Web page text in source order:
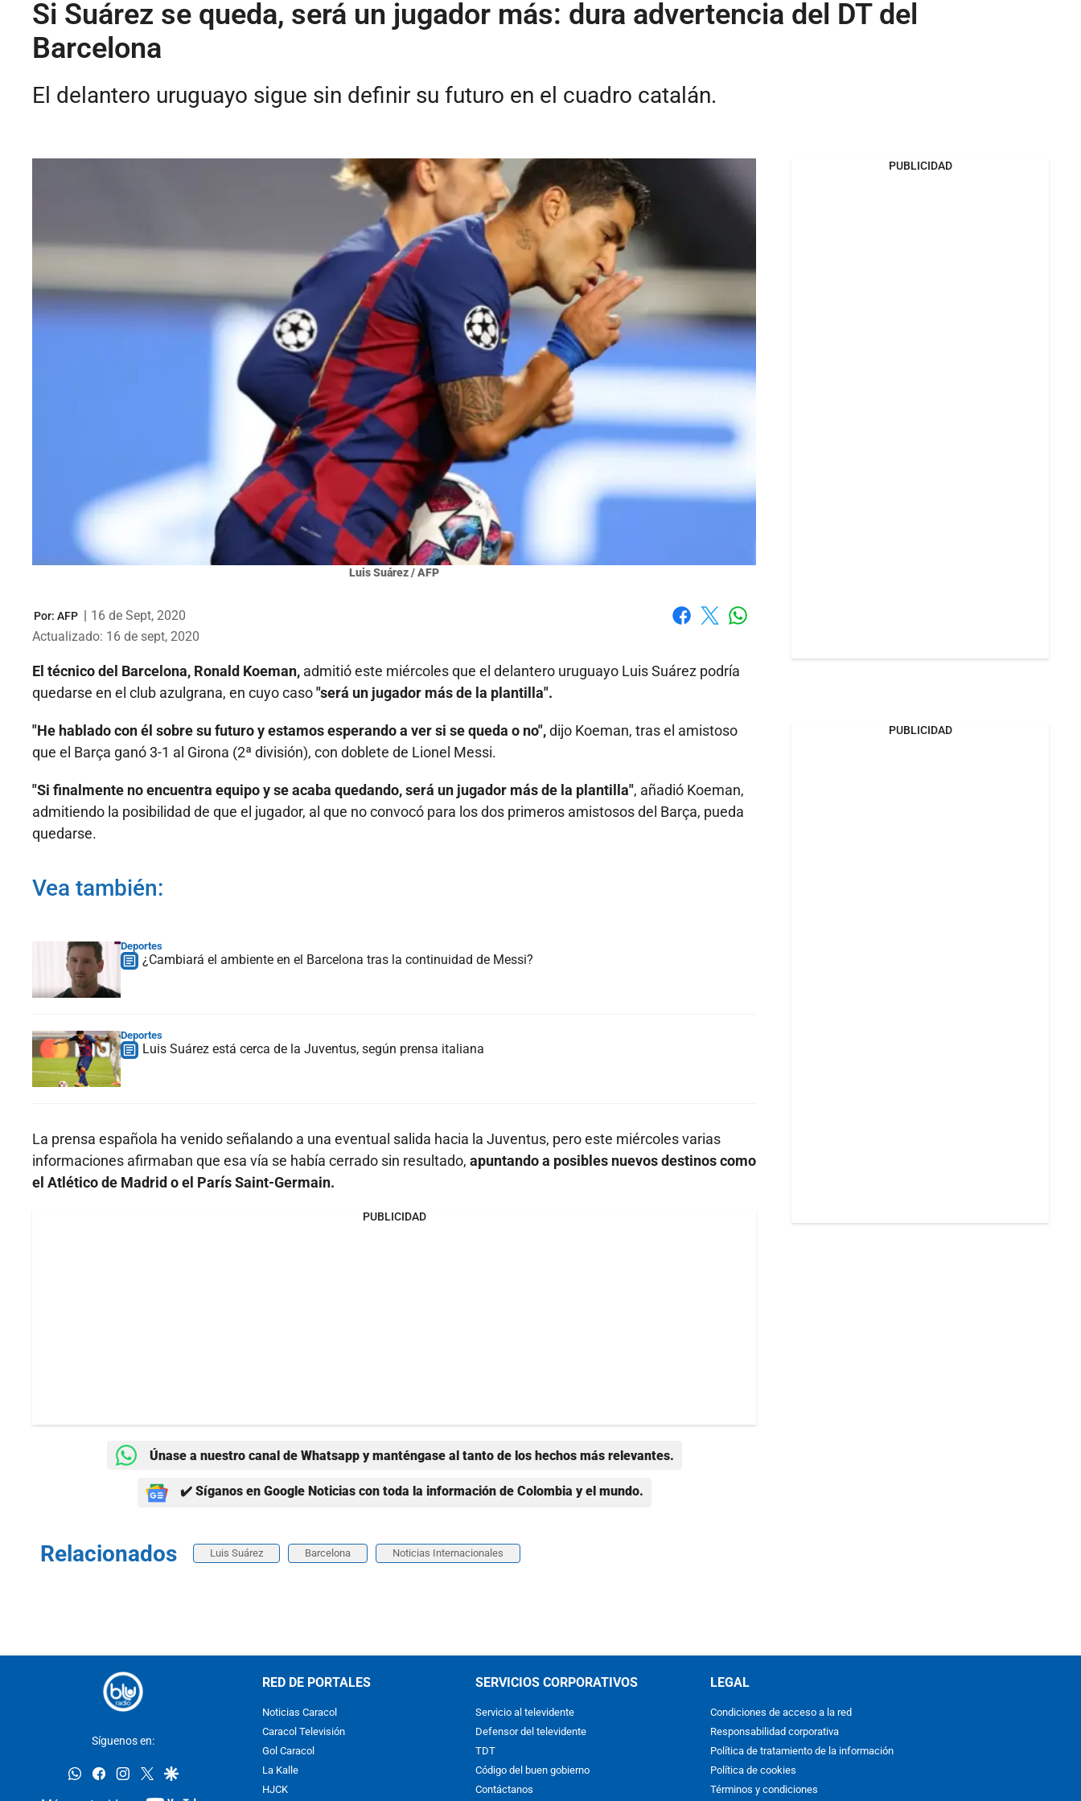
Si Suárez se queda, será un jugador más: dura advertencia del DT del
Barcelona
El delantero uruguayo sigue sin definir su futuro en el cuadro catalán.
Luis Suárez / AFP
Por: AFP | 16 de Sept, 2020
Actualizado: 16 de sept, 2020
El técnico del Barcelona, Ronald Koeman, admitió este miércoles que el delantero uruguayo Luis Suárez podría
quedarse en el club azulgrana, en cuyo caso"será un jugador más de la plantilla".
"He hablado con él sobre su futuro y estamos esperando a ver si se queda o no",dijo Koeman, tras el amistoso
que el Barça ganó 3-1 al Girona (2ª división), con doblete de Lionel Messi.
"Si finalmente no encuentra equipo y se acaba quedando, será un jugador más de la plantilla", añadió Koeman,
admitiendo la posibilidad de que el jugador, al que no convocó para los dos primeros amistosos del Barça, pueda
quedarse.
Vea también:
Deportes
¿Cambiará el ambiente en el Barcelona tras la continuidad de Messi?
Deportes
Luis Suárez está cerca de la Juventus, según prensa italiana
La prensa española ha venido señalando a una eventual salida hacia la Juventus, pero este miércoles varias
informaciones afirmaban que esa vía se había cerrado sin resultado, apuntando a posibles nuevos destinos como
el Atlético de Madrid o el París Saint-Germain.
PUBLICIDAD
Únase a nuestro canal de Whatsapp y manténgase al tanto de los hechos más relevantes.
✔️ Síganos en Google Noticias con toda la información de Colombia y el mundo.
Relacionados Luis Suárez Barcelona Noticias Internacionales
PUBLICIDAD
PUBLICIDAD
Síguenos en:
whatsappfacebookinstagram
twittergoogle
RED DE PORTALES
Noticias Caracol
Caracol Televisión
Gol Caracol
La Kalle
HJCK
SERVICIOS CORPORATIVOS
Servicio al televidente
Defensor del televidente
TDT
Código del buen gobierno
Contáctanos
LEGAL
Condiciones de acceso a la red
Responsabilidad corporativa
Política de tratamiento de la información
Política de cookies
Términos y condiciones